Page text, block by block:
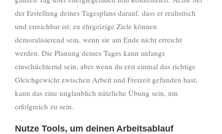
der Erstellung deines Tagesplans darauf, dass er realistisch
und erreichbar ist; zu ehrgeizige Ziele können
demoralisierend sein, wenn sie am Ende nicht erreicht
werden. Die Planung deines Tages kann anfangs
einschüchternd sein, aber wenn du erst einmal das richtige
Gleichgewicht zwischen Arbeit und Freizeit gefunden hast,
kann das eine unglaublich nützliche Übung sein, um
erfolgreich zu sein.
Nutze Tools, um deinen Arbeitsablauf